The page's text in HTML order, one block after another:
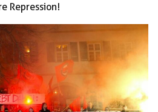
Repression!